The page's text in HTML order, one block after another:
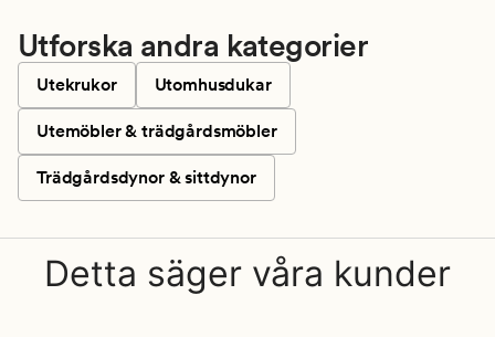
Utforska andra kategorier
Utekrukor Utomhusdukar
Utemöbler & trädgårdsmöbler
Trädgårdsdynor & sittdynor
Detta säger våra kunder